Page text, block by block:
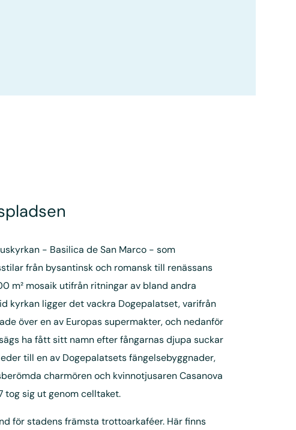
- Basilica de San Marco - som
från bysantinsk och romansk till renässans
m² mosaik utifrån ritningar av bland andra
kyrkan ligger det vackra Dogepalatset, varifrån
över en av Europas supermakter, och nedanför
ha fått sitt namn efter fångarnas djupa suckar
till en av Dogepalatsets fängelsebyggnader,
charmören och kvinnotjusaren Casanova
tog sig ut genom celltaket.
för stadens främsta trottoarkaféer. Här finns